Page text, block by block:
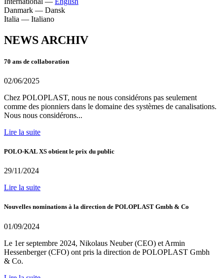
Danmark — Dansk
Italia — Italiano
NEWS ARCHIV
70 ans de collaboration
02/06/2025
Chez POLOPLAST, nous ne nous considérons pas seulement
comme des pionniers dans le domaine des systèmes de canalisations.
Nous nous considérons...
Lire la suite
POLO-KAL XS obtient le prix du public
29/11/2024
Lire la suite
Nouvelles nominations à la direction de POLOPLAST Gmbh & Co
01/09/2024
Le 1er septembre 2024, Nikolaus Neuber (CEO) et Armin
Hessenberger (CFO) ont pris la direction de POLOPLAST Gmbh
& Co.